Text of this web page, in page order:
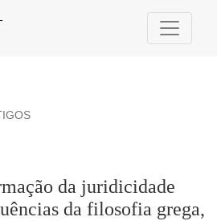
da juridicidade
da filosofia grega,